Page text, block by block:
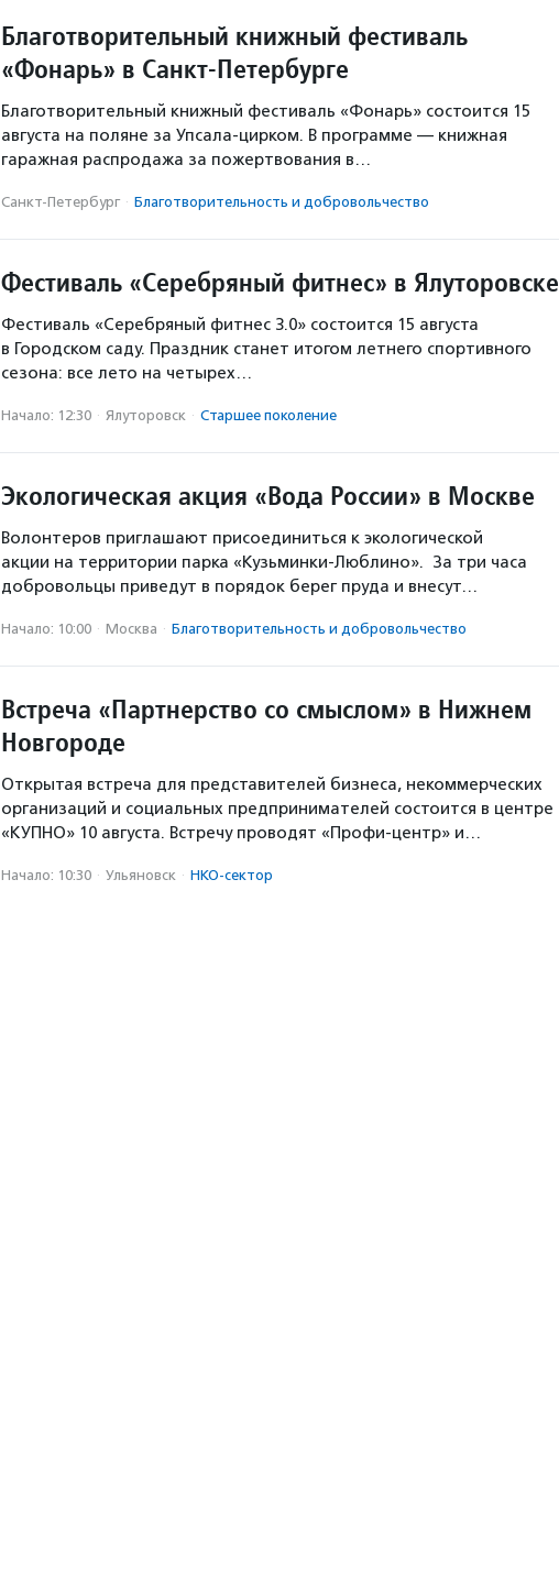
Благотворительный книжный фестиваль
«Фонарь» в Санкт-Петербурге
Благотворительный книжный фестиваль «Фонарь» состоится 15
августа на поляне за Упсала-цирком. В программе — книжная
гаражная распродажа за пожертвования в…
Санкт-Петербург · Благотвори­тель­ность и доброволь­чест­во
Фестиваль «Серебряный фитнес» в Ялуторовске
Фестиваль «Серебряный фитнес 3.0» состоится 15 августа
в Городском саду. Праздник станет итогом летнего спортивного
сезона: все лето на четырех…
Начало: 12:30 · Ялуторовск · Старшее поколение
Экологическая акция «Вода России» в Москве
Волонтеров приглашают присоединиться к экологической
акции на территории парка «Кузьминки-Люблино». За три часа
добровольцы приведут в порядок берег пруда и внесут…
Начало: 10:00 · Москва · Благотвори­тель­ность и доброволь­чест­во
Встреча «Партнерство со смыслом» в Нижнем
Новгороде
Открытая встреча для представителей бизнеса, некоммерческих
организаций и социальных предпринимателей состоится в центре
«КУПНО» 10 августа. Встречу проводят «Профи-центр» и…
Начало: 10:30 · Ульяновск · НКО-сектор